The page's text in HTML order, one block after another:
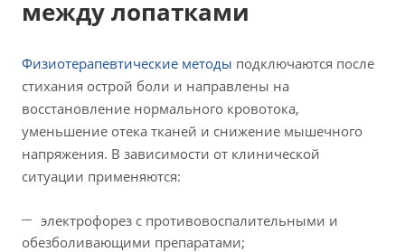
между лопатками
Физиотерапевтические методы подключаются после
стихания острой боли и направлены на
восстановление нормального кровотока,
уменьшение отека тканей и снижение мышечного
напряжения. В зависимости от клинической
ситуации применяются:
электрофорез с противовоспалительными и
обезболивающими препаратами;